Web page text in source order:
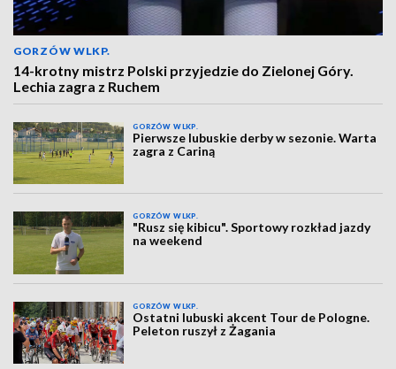
GORZÓW WLKP.
14-krotny mistrz Polski przyjedzie do Zielonej Góry.
Lechia zagra z Ruchem
GORZÓW WLKP.
Pierwsze lubuskie derby w sezonie. Warta
zagra z Cariną
GORZÓW WLKP.
"Rusz się kibicu". Sportowy rozkład jazdy
na weekend
GORZÓW WLKP.
Ostatni lubuski akcent Tour de Pologne.
Peleton ruszył z Żagania